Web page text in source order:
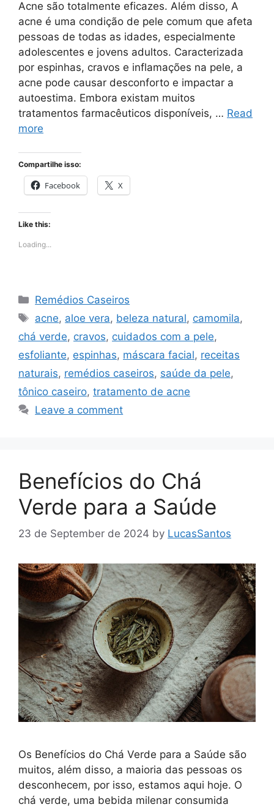
Acne são totalmente eficazes. Além disso, A
acne é uma condição de pele comum que afeta
pessoas de todas as idades, especialmente
adolescentes e jovens adultos. Caracterizada
por espinhas, cravos e inflamações na pele, a
acne pode causar desconforto e impactar a
autoestima. Embora existam muitos
tratamentos farmacêuticos disponíveis, … Read
more
Compartilhe isso:
Facebook X
Like this:
Loading...
Categories
Remédios Caseiros
Tags
acne, aloe vera, beleza natural, camomila,
chá verde, cravos, cuidados com a pele,
esfoliante, espinhas, máscara facial, receitas
naturais, remédios caseiros, saúde da pele,
tônico caseiro, tratamento de acne
Leave a comment
Benefícios do Chá
Verde para a Saúde
23 de September de 2024 by LucasSantos
Os Benefícios do Chá Verde para a Saúde são
muitos, além disso, a maioria das pessoas os
desconhecem, por isso, estamos aqui hoje. O
chá verde, uma bebida milenar consumida